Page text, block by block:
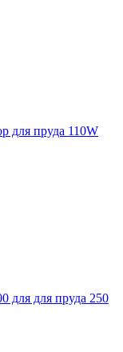
для пруда 110W
для для пруда 250